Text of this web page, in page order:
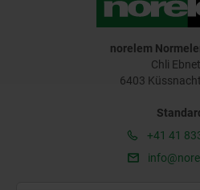
norelem
Chli
6403
+41 41